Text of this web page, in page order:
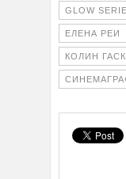
GLOW
ЕЛЕНА РЕИ
КОЛИН